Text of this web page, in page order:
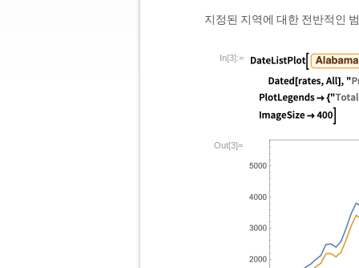
지정된 지역에 대한 전반적인
In[3]:=
Out[3]=